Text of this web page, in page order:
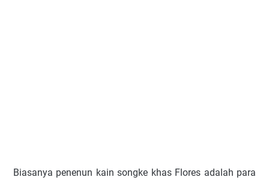
Biasanya penenun kain songke khas Flores adalah para